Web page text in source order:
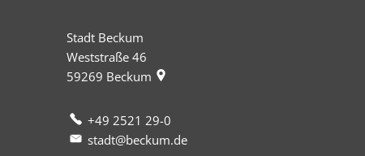
Stadt Beckum
Weststraße 46
59269 Beckum
+49 2521 29-0
stadt@beckum.de